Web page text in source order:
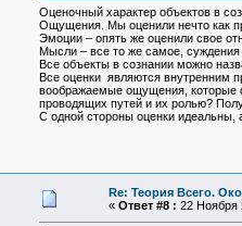
Оценочный характер объектов в
Ощущения. Мы оценили нечто как
Эмоции – опять же оценили свое
Мысли – все то же самое, суждения
Все объекты в сознании можно
Все оценки являются внутренним
воображаемые ощущения, которые
проводящих путей и их ролью?
С одной стороны оценки идеальны,
Re: Теория Всего.
« Ответ #8 : 22 Ноября